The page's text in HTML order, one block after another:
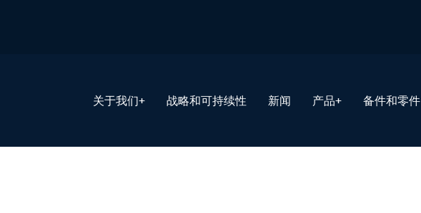
关于我们+ 战略和可持续性 新闻 产品+ 备件和零件